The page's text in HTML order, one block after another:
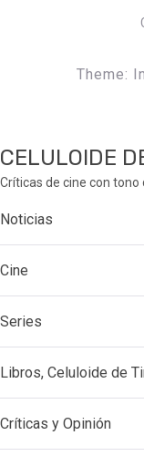
Theme:
CELULOIDE
Críticas de cine con
Noticias
Cine
Series
Libros, Celuloide de
Críticas y Opinión